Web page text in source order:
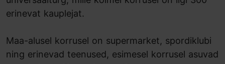
erinevat kauplejat.
Maa-alusel korrusel on supermarket, spordiklubi
ning erinevad teenused, esimesel korrusel asuvad